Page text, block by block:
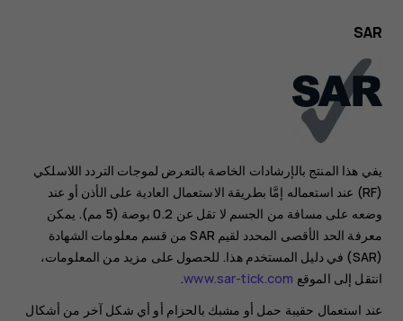
SAR
يفي هذا المنتج بالإرشادات الخاصة بالتعرض لموجات التردد اللاسلكي
(RF) عند استعماله إمَّا بطريقة الاستعمال العادية على الأذن أو عند
وضعه على مسافة من الجسم لا تقل عن 0.2 بوصة (5 مم). يمكن
معرفة الحد الأقصى المحدد لقيم SAR من قسم معلومات الشهادة
(SAR) في دليل المستخدم هذا. للحصول على مزيد من المعلومات،
انتقل إلى الموقع www.sar-tick.com
.
عند استعمال حقيبة حمل أو مشبك بالحزام أو أي شكل آخر من أشكال